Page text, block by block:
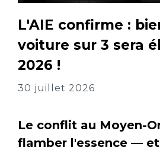
L'AIE confirme :
voiture sur 3 sera
2026 !
30 juillet 2026
Le conflit au Moyen-
flamber l'essence — et